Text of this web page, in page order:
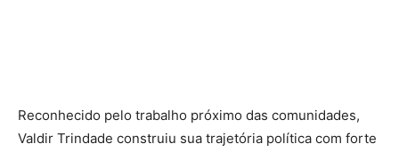
Reconhecido pelo trabalho próximo das comunidades,
Valdir Trindade construiu sua trajetória política com forte